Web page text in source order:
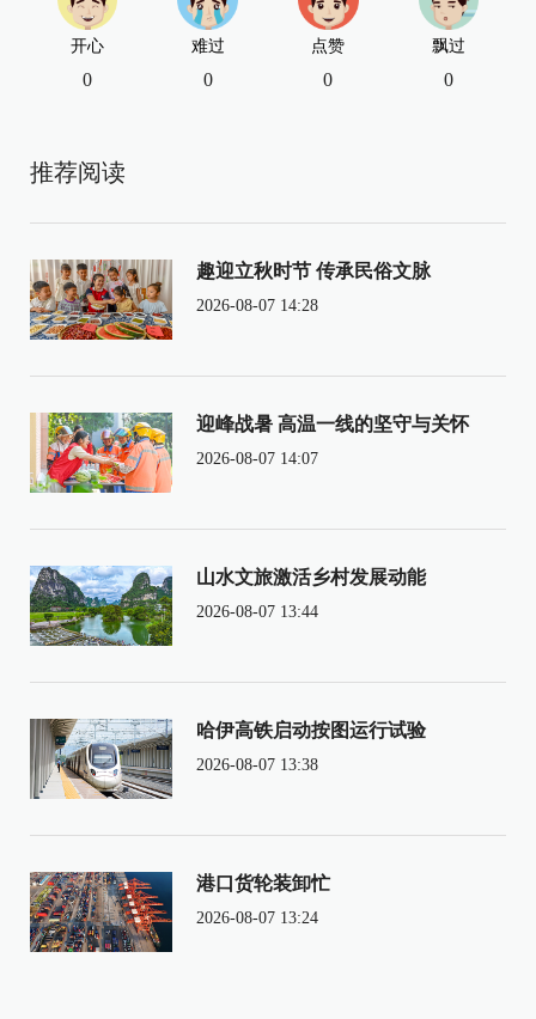
开心
0
难过
0
点赞
0
飘过
0
推荐阅读
趣迎立秋时节 传承民俗文脉
2026-08-07 14:28
迎峰战暑 高温一线的坚守与关怀
2026-08-07 14:07
山水文旅激活乡村发展动能
2026-08-07 13:44
哈伊高铁启动按图运行试验
2026-08-07 13:38
港口货轮装卸忙
2026-08-07 13:24